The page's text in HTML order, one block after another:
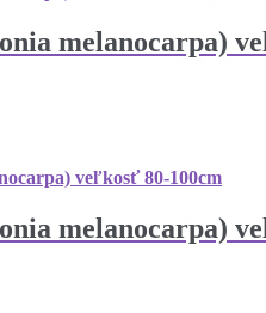
melanocarpa)
melanocarpa)